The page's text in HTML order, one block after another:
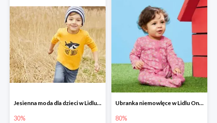
Jesienna moda dla dzieci w Lidlu Online do -30%
30%
Ubranka niemowlęce w Lidlu Online do -80%
80%